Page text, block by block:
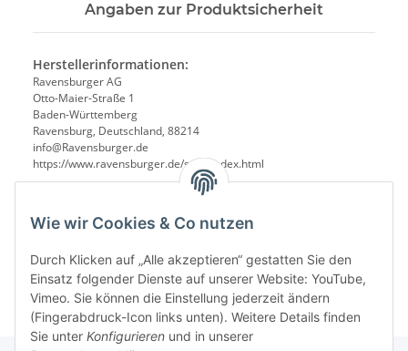
Wie wir Cookies & Co nutzen
Durch Klicken auf „Alle akzeptieren“ gestatten Sie den
Einsatz folgender Dienste auf unserer Website: YouTube,
Vimeo. Sie können die Einstellung jederzeit ändern
(Fingerabdruck-Icon links unten). Weitere Details finden
Sie unter Konfigurieren und in unserer
Angaben zur Produktsicherheit
Herstellerinformationen:
Ravensburger AG
Otto-Maier-Straße 1
Baden-Württemberg
Ravensburg, Deutschland, 88214
info@Ravensburger.de
https://www.ravensburger.de/start/index.html